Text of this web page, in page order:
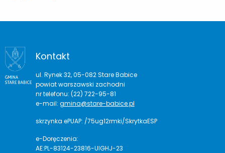
Kontakt
ul. Rynek 32, 05-082 Stare Babice
powiat warszawski zachodni
nr telefonu: (22) 722-95-81
e-mail: gmina@stare-babice.pl
skrzynka ePUAP: /75ug12rmki/SkrytkaESP
e-Doręczenia:
AE:PL-83124-23816-UIGHJ-23